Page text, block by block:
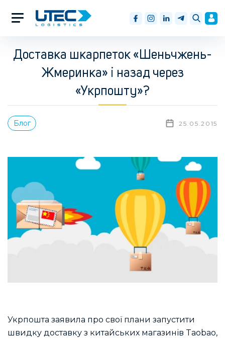
Доставка шкарпеток «Шеньчжень-
Жмеринка» і назад через
«Укрпошту»?
Блог 25.05.2015
Укрпошта заявила про свої плани запустити
швидку доставку з китайських магазинів Taobao,